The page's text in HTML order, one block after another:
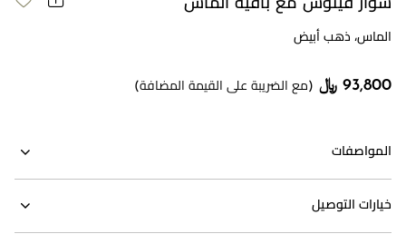
سوار فينوس مع بافيه الماس
الماس، ذهب أبيض
93,800 ﷼ (مع الضريبة على القيمة المضافة)
المواصفات
خيارات التوصيل